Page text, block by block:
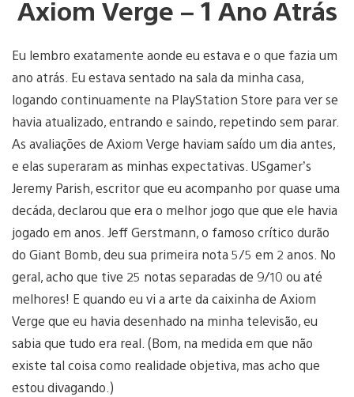
Axiom Verge – 1 Ano Atrás
Eu lembro exatamente aonde eu estava e o que fazia um
ano atrás. Eu estava sentado na sala da minha casa,
logando continuamente na PlayStation Store para ver se
havia atualizado, entrando e saindo, repetindo sem parar.
As avaliações de Axiom Verge haviam saído um dia antes,
e elas superaram as minhas expectativas. USgamer’s
Jeremy Parish, escritor que eu acompanho por quase uma
decáda, declarou que era o melhor jogo que que ele havia
jogado em anos. Jeff Gerstmann, o famoso crítico durão
do Giant Bomb, deu sua primeira nota 5/5 em 2 anos. No
geral, acho que tive 25 notas separadas de 9/10 ou até
melhores! E quando eu vi a arte da caixinha de Axiom
Verge que eu havia desenhado na minha televisão, eu
sabia que tudo era real. (Bom, na medida em que não
existe tal coisa como realidade objetiva, mas acho que
estou divagando.)